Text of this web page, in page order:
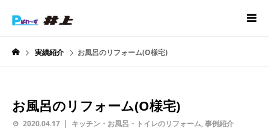
実績紹介 お風呂のリフォーム(O様宅)
お風呂のリフォーム(O様宅)
2020.04.17 キッチン・お風呂・トイレのリフォーム,事例紹介